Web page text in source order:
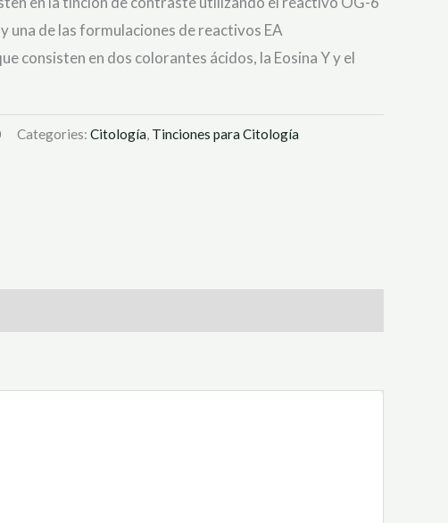
una de las formulaciones de reactivos EA
consisten en dos colorantes ácidos, la Eosina Y y el
Categories: Citología, Tinciones para Citología